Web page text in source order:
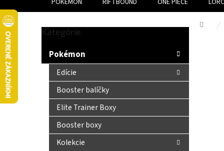
POKÉMON RIFTBOUND ONE PIECE
Domov
B
Preskočiť
Kategórie
Pokémon
Edície
Booster balíčky
Elite Trainer Boxy
Booster boxy
Kolekcie